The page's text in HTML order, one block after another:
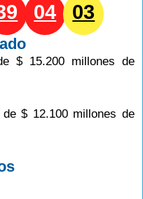
04 03
$ 15.200 millones de
$ 12.100 millones de